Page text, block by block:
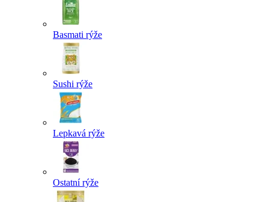
Basmati rýže
Sushi rýže
Lepkavá rýže
Ostatní rýže